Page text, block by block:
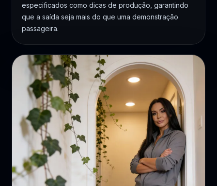
especificados como dicas de produção, garantindo
que a saída seja mais do que uma demonstração
passageira.